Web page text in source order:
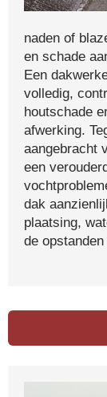
naden of
en schade
Een
volledig,
houtschade
afwerking.
aangebracht
een
dak
plaatsing,
de